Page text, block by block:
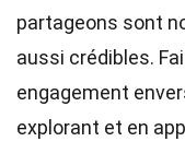
partageons sont
aussi crédibles.
engagement
explorant et en